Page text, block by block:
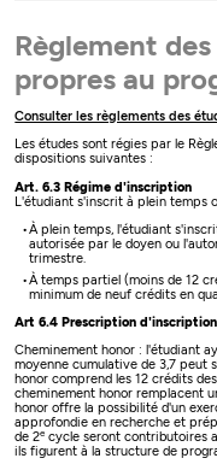
Règlement
propres au
Consulter les règlements des
Les études sont régies par le
dispositions suivantes :
Art. 6.3 Régime d'inscription
L'étudiant s'inscrit à plein temps
À plein temps, l'étudiant
autorisée par le doyen ou
trimestre.
À temps partiel (moins de 12
minimum de neuf crédits en
Art 6.4 Prescription d'inscription
Cheminement honor : l'étudiant
moyenne cumulative de 3,7 peut
honor comprend les 12 crédits
cheminement honor remplacent
honor offre la possibilité d'un
approfondie en recherche et
de 2e cycle seront contributoires
ils figurent à la structure de